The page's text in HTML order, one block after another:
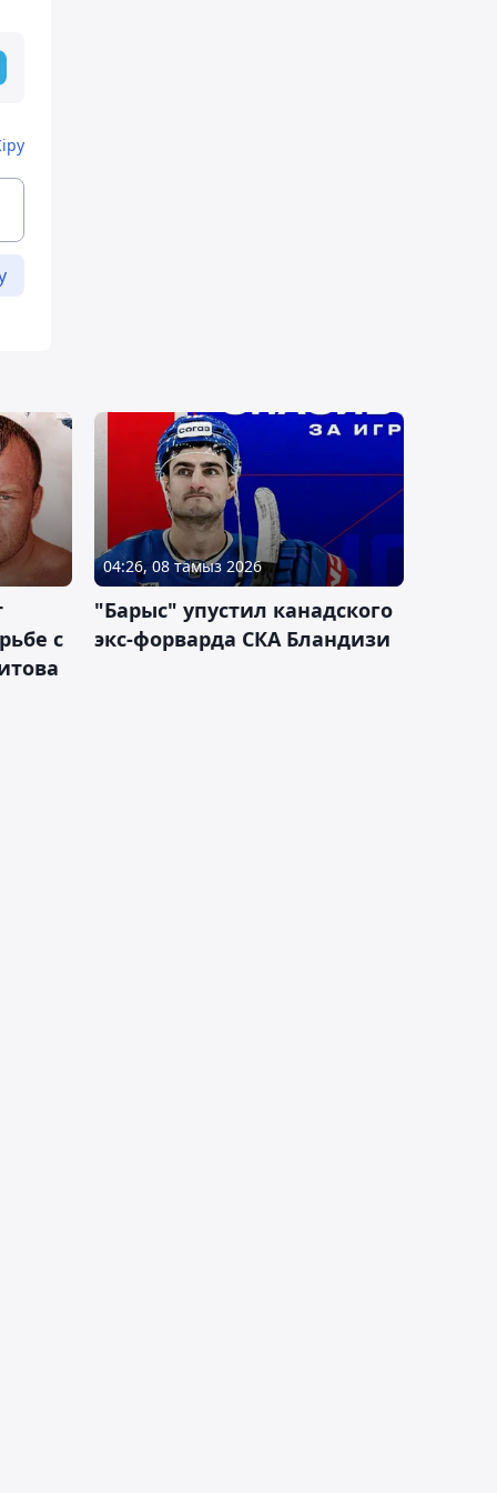
с
04:26, 08 тамыз 2026
"Барыс" упустил канадского
экс-форварда СКА Бландизи